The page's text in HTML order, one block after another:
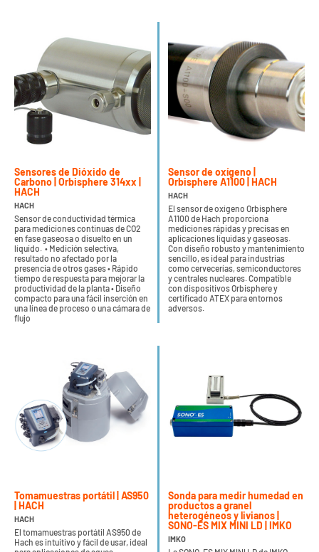
Sensores de Dióxido de
Carbono | Orbisphere 314xx |
HACH
HACH
Sensor de conductividad térmica
para mediciones continuas de CO2
en fase gaseosa o disuelto en un
líquido. • Medición selectiva,
resultado no afectado por la
presencia de otros gases • Rápido
tiempo de respuesta para mejorar la
productividad de la planta • Diseño
compacto para una fácil inserción en
una línea de proceso o una cámara de
flujo
Sensor de oxígeno |
Orbisphere A1100 | HACH
HACH
El sensor de oxígeno Orbisphere
A1100 de Hach proporciona
mediciones rápidas y precisas en
aplicaciones líquidas y gaseosas.
Con diseño robusto y mantenimiento
sencillo, es ideal para industrias
como cervecerías, semiconductores
y centrales nucleares. Compatible
con dispositivos Orbisphere y
certificado ATEX para entornos
adversos.
Tomamuestras portátil | AS950
| HACH
HACH
El tomamuestras portátil AS950 de
Hach es intuitivo y fácil de usar, ideal
Sonda para medir humedad en
productos a granel
heterogéneos y livianos |
SONO-ES MIX MINI LD | IMKO
IMKO